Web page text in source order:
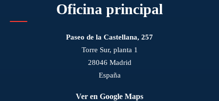
Oficina principal
Paseo de la Castellana, 257
Torre Sur, planta 1
28046 Madrid
España
Ver en Google Maps